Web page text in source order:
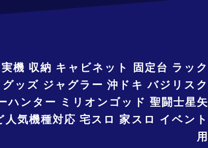
機 収納 キャビネット 固定台 ラック
ッズ ジャグラー 沖ドキ バジリスク
ハンター ミリオンゴッド 聖闘士星矢
人気機種対応 宅スロ 家スロ イベント
用